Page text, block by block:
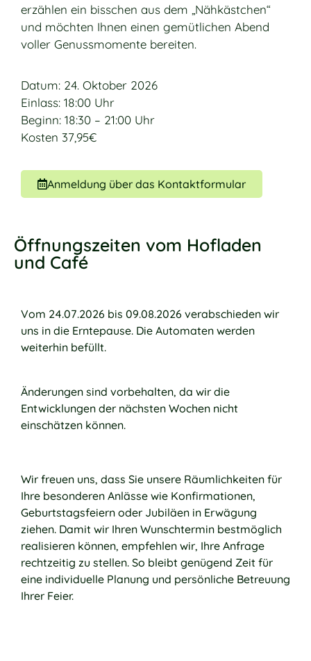
erzählen ein bisschen aus dem „Nähkästchen“
und möchten Ihnen einen gemütlichen Abend
voller Genussmomente bereiten.
Datum: 24. Oktober 2026
Einlass: 18:00 Uhr
Beginn: 18:30 – 21:00 Uhr
Kosten 37,95€
Anmeldung über das Kontaktformular
Öffnungszeiten vom Hofladen
und Café
Vom 24.07.2026 bis 09.08.2026 verabschieden wir
uns in die Erntepause. Die Automaten werden
weiterhin befüllt.
Änderungen sind vorbehalten, da wir die
Entwicklungen der nächsten Wochen nicht
einschätzen können.
Wir freuen uns, dass Sie unsere Räumlichkeiten für
Ihre besonderen Anlässe wie Konfirmationen,
Geburtstagsfeiern oder Jubiläen in Erwägung
ziehen. Damit wir Ihren Wunschtermin bestmöglich
realisieren können, empfehlen wir, Ihre Anfrage
rechtzeitig zu stellen. So bleibt genügend Zeit für
eine individuelle Planung und persönliche Betreuung
Ihrer Feier.